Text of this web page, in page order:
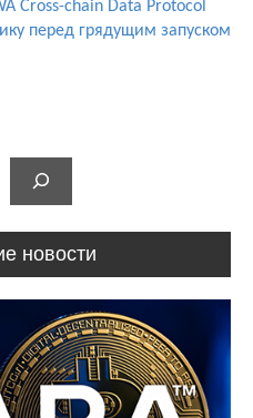
Cross-chain Data Protocol
перед грядущим запуском
новости